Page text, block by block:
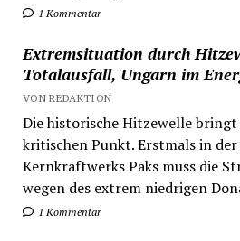
1 Kommentar
Extremsituation durch
Totalausfall, Ungarn im
VON REDAKTION
Die historische Hitzewelle
kritischen Punkt. Erstmals in der
Kernkraftwerks Paks muss die
wegen des extrem niedrigen
1 Kommentar